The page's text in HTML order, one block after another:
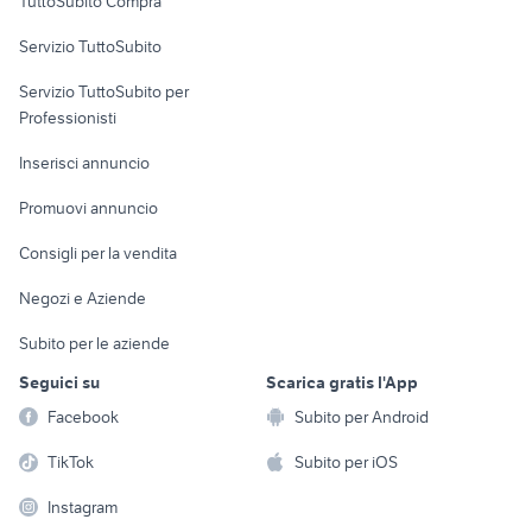
Informatica
Console e
Fotografia
Telefonia
Servizio TuttoSubito
Servizio TuttoSubito per
Professionisti
Inserisci annuncio
Promuovi annuncio
Consigli per la vendita
Negozi e Aziende
Subito per le aziende
Seguici su
Facebook
TikTok
Instagram
Scarica gratis l'App
Subito per Android
Subito per iOS